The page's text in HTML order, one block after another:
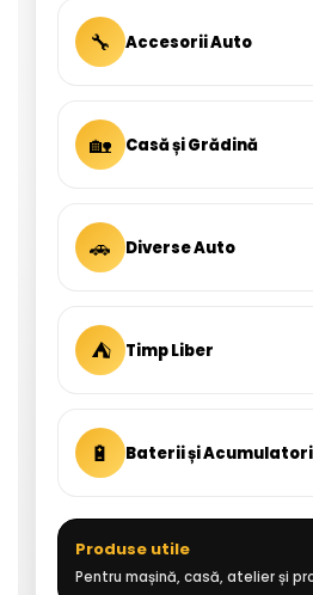
🔧 Accesorii Auto
🏡 Casă și Grădină
🚗 Diverse Auto
⛺ Timp Liber
🔋 Baterii și Acumulatori
Produse utile
Pentru mașină, casă, atelier și